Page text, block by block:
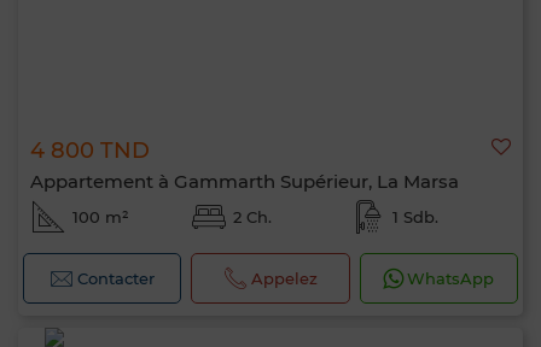
4 800 TND
Appartement à Gammarth Supérieur, La Marsa
100 m² 2 Ch. 1 Sdb.
Contacter Appelez WhatsApp